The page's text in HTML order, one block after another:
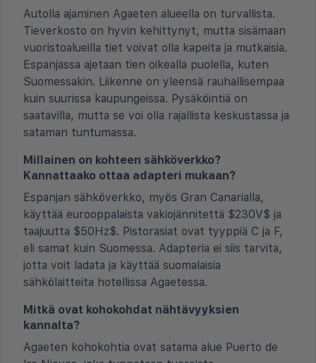
Autolla ajaminen Agaeten alueella on turvallista.
Tieverkosto on hyvin kehittynyt, mutta sisämaan
vuoristoalueilla tiet voivat olla kapeita ja mutkaisia.
Espanjassa ajetaan tien oikealla puolella, kuten
Suomessakin. Liikenne on yleensä rauhallisempaa
kuin suurissa kaupungeissa. Pysäköintiä on
saatavilla, mutta se voi olla rajallista keskustassa ja
sataman tuntumassa.
Millainen on kohteen sähköverkko?
Kannattaako ottaa adapteri mukaan?
Espanjan sähköverkko, myös Gran Canarialla,
käyttää eurooppalaista vakiojännitettä $230V$ ja
taajuutta $50Hz$. Pistorasiat ovat tyyppiä C ja F,
eli samat kuin Suomessa. Adapteria ei siis tarvita,
jotta voit ladata ja käyttää suomalaisia
sähkölaitteita hotellissa Agaetessa.
Mitkä ovat kohokohdat nähtävyyksien
kannalta?
Agaeten kohokohtia ovat satama alue Puerto de